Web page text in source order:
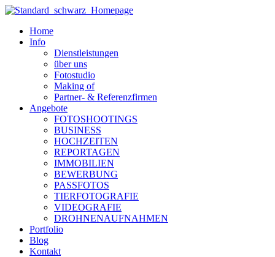
Zum
wechselnHome
Info
Dienstleistungen
über uns
Fotostudio
Making of
Partner- & Referenzfirmen
Angebote
FOTOSHOOTINGS
BUSINESS
HOCHZEITEN
REPORTAGEN
IMMOBILIEN
BEWERBUNG
PASSFOTOS
TIERFOTOGRAFIE
VIDEOGRAFIE
DROHNENAUFNAHMEN
Portfolio
Blog
Kontakt